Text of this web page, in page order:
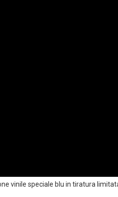
vinile speciale blu in tiratura